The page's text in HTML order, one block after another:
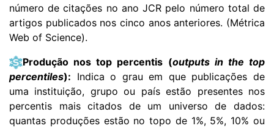
número de citações no ano JCR pelo número total de
artigos publicados nos cinco anos anteriores. (Métrica
Web of Science).
Produção nos top percentis (outputs in the top
percentiles): Indica o grau em que publicações de
uma instituição, grupo ou país estão presentes nos
percentis mais citados de um universo de dados:
quantas produções estão no topo de 1%, 5%, 10% ou